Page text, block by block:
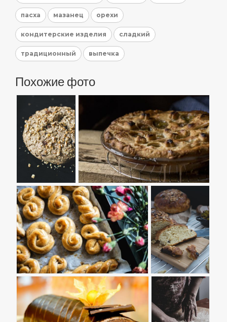
пасха мазанец орехи
кондитерские изделия сладкий
традиционный выпечка
Похожие фото